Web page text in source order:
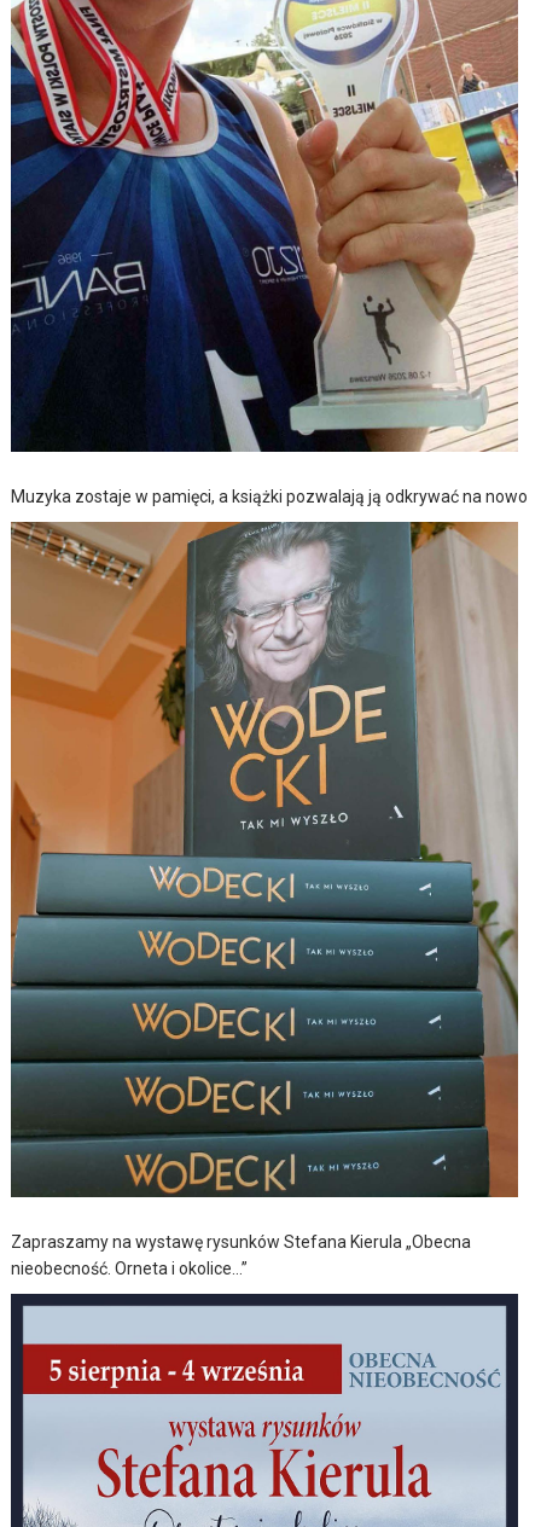
Muzyka zostaje w pamięci, a książki pozwalają ją odkrywać na nowo
Zapraszamy na wystawę rysunków Stefana Kierula „Obecna
nieobecność. Orneta i okolice…”